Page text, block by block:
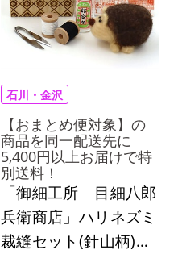
石川・金沢
【おまとめ便対象】の
商品を同一配送先に
5,400円以上お届けで特
別送料！
「御細工所 目細八郎
兵衛商店」ハリネズミ
裁縫セット(針山柄)